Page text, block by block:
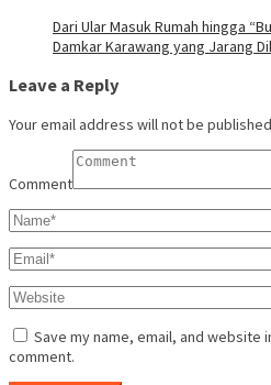
Dari Ular Masuk Rumah hingga
Damkar Karawang yang Jarang
Leave a Reply
Your email address will not be
Comment
Save my name, email, and
comment.